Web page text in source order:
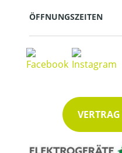
ÖFFNUNGSZEITEN